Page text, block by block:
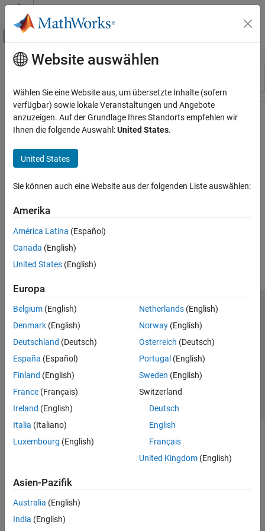
Weiter zum Inhalt
Umschaltung für Off-Canvas-
Ressource
Hauptinhalt
Website auswählen
Wählen Sie eine Website aus, um übersetzte Inhalte (sofern
verfügbar) sowie lokale Veranstaltungen und Angebote
anzuzeigen. Auf der Grundlage Ihres Standorts empfehlen wir
Ihnen die folgende Auswahl:United States.
United States
Sie können auch eine Website aus der folgenden Liste auswählen:
Amerika
América Latina (Español)
Canada (English)
United States (English)
Europa
Belgium (English)
Denmark (English)
Deutschland (Deutsch)
España (Español)
Finland (English)
France (Français)
Ireland (English)
Italia (Italiano)
Luxembourg (English)
Netherlands(English)
Norway(English)
Österreich (Deutsch)
Portugal (English)
Sweden (English)
Switzerland
Deutsch
English
Français
United Kingdom(English)
Asien-Pazifik
Australia (English)
India (English)
Trust Center
Datenschutz-Richtlinien
Datendiebstahl verhindern
Status von Anwendungen
© 1994-2026 The MathWorks, Inc.
Website auswählen
Deutschland